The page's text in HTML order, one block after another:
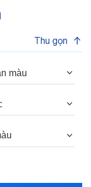
Thu gọn
màu